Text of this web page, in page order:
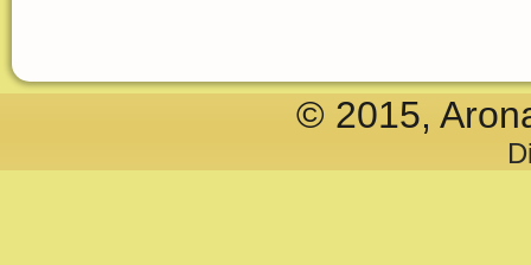
© 2015,